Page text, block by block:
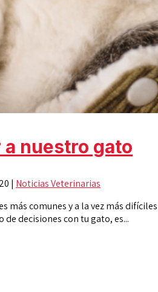
nuestro gato
| Noticias Veterinarias
más comunes y a la vez más
decisiones con tu gato, es...